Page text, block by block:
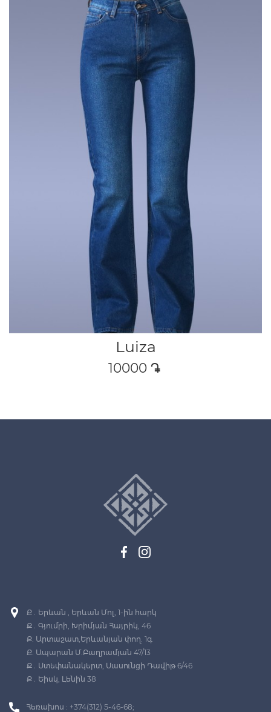
Luiza
10000 դր․
Ք․ Երևան , Երևան Մոլ, 1-ին հարկ
Ք․ Գյումրի, Խրիմյան Հայրիկ, 46
Ք. Արտաշատ,Երևանյան փող. 1գ
Ք. Ապարան Մ.Բաղրամյան 47/13
Ք․ Ստեփանակերտ, Սասունցի Դավիթ 6/46
Ք․ Եիսկ, Լենին 38
Հեռախոս : +374(312) 5-46-68;